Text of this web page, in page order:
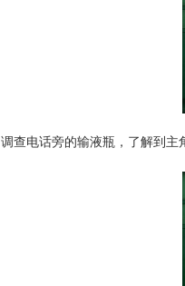
调查电话旁的输液瓶，了解到主